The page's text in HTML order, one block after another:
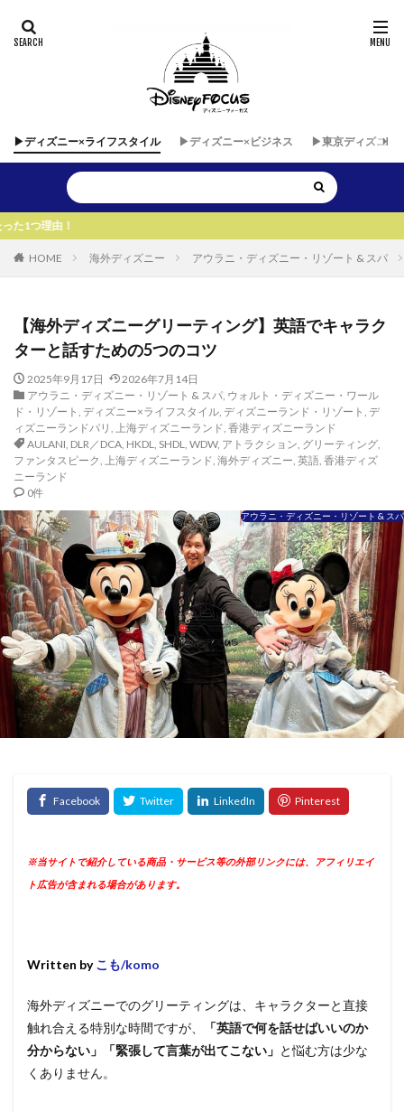
▶︎ディズニー×ライフスタイル ▶︎ディズニー×ビジネス ▶︎東京ディズニー
HOME 海外ディズニー アウラニ・ディズニー・リゾート & スパ
【海外ディズニーグリーティング】英語でキャラク
ターと話すための5つのコツ
2025年9月17日
2026年7月14日
アウラニ・ディズニー・リゾート & スパ, ウォルト・ディズニー・ワール
ド・リゾート , ディズニー×ライフスタイル, ディズニーランド・リゾート , デ
ィズニーランドパリ , 上海ディズニーランド, 香港ディズニーランド
AULANI, DLR／DCA, HKDL, SHDL, WDW, アトラクション, グリーティング,
ファンタスピーク, 上海ディズニーランド, 海外ディズニー, 英語, 香港ディズ
ニーランド
0件
アウラニ・ディズニー・リゾート & スパ
※当サイトで紹介している商品・サービス等の外部リンクには、アフィリエイ
ト広告が含まれる場合があります。
Written by こも/komo
海外ディズニーでのグリーティングは、キャラクターと直接
触れ合える特別な時間ですが、
「英語で何を話せばいいのか
分からない」「緊張して言葉が出てこない」 と悩む方は少な
くありません。